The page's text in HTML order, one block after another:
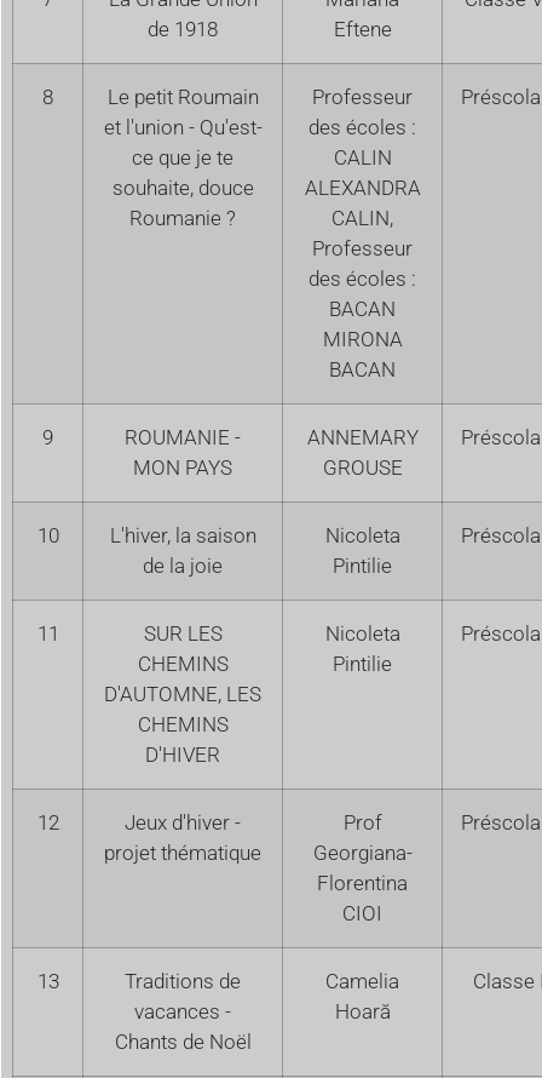
de 1918
Eftene
8
Le petit Roumain
et l'union - Qu'est-
ce que je te
souhaite, douce
Roumanie ?
Professeur
des écoles :
CALIN
ALEXANDRA
CALIN,
Professeur
des écoles :
BACAN
MIRONA
BACAN
9
ROUMANIE -
MON PAYS
ANNEMARY
GROUSE
10
L'hiver, la saison
de la joie
Nicoleta
Pintilie
11
SUR LES
CHEMINS
D'AUTOMNE, LES
CHEMINS
D'HIVER
Nicoleta
Pintilie
12
Jeux d'hiver -
projet thématique
Prof
Georgiana-
Florentina
CIOI
13
Traditions de
vacances -
Chants de Noël
Camelia
Hoară
Classe